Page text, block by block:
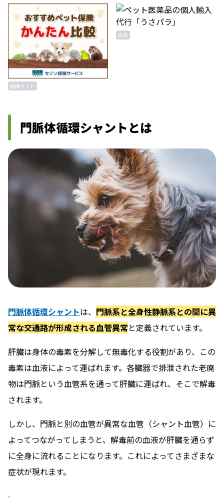
提携サイト
広告
門脈体循環シャントとは
門脈体循環シャントは、 門脈系と全身性静脈系との間に異
常な交通路が形成される血管異常と定義されています。
肝臓は身体の毒素を分解して無毒化する役割があり、この
毒素は血液によって運ばれます。各臓器で排泄された老廃
物は門脈という血管系を通って肝臓に運ばれ、そこで解毒
されます。
しかし、門脈と別の血管が異常な血管（シャント血管）に
よってつながってしまうと、解毒前の血液が肝臓を通らず
に全身に流れることになります。これによってさまざまな
症状が現れます。